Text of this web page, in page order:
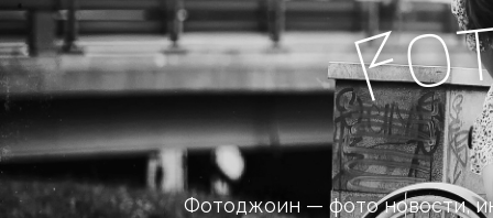
Fo
Фотоджоин — фото новости,